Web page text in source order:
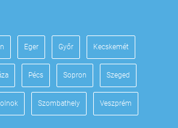
Eger Győr Kecskemét
Pécs Sopron Szeged
Szombathely Veszprém